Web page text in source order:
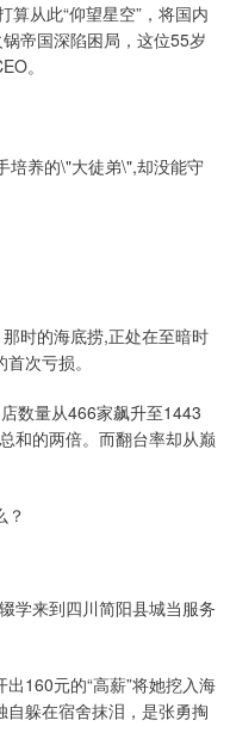
算从此“仰望星空”，将国内
帝国深陷困局，这位55岁
。
培养的\"大徒弟\",却没能守
时的海底捞,正处在至暗时
次亏损。
数量从466家飙升至1443
和的两倍。而翻台率却从巅
？
学来到四川简阳县城当服务
160元的“高薪”将她挖入海
躲在宿舍抹泪，是张勇掏